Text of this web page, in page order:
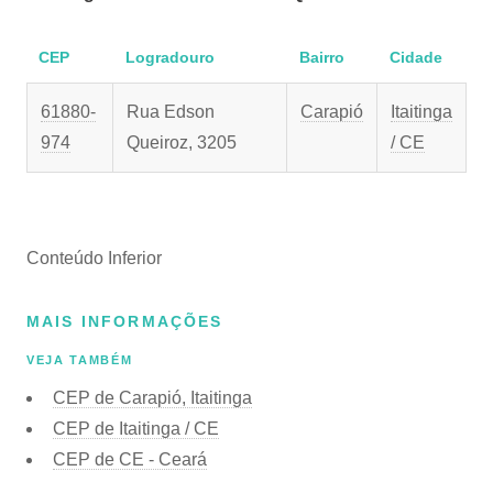
CEP Logradouro Bairro Cidade
61880-
974
Rua Edson
Queiroz, 3205
Carapió
Itaitinga
/ CE
Conteúdo Inferior
MAIS INFORMAÇÕES
VEJA TAMBÉM
CEP de Carapió, Itaitinga
CEP de Itaitinga / CE
CEP de CE - Ceará